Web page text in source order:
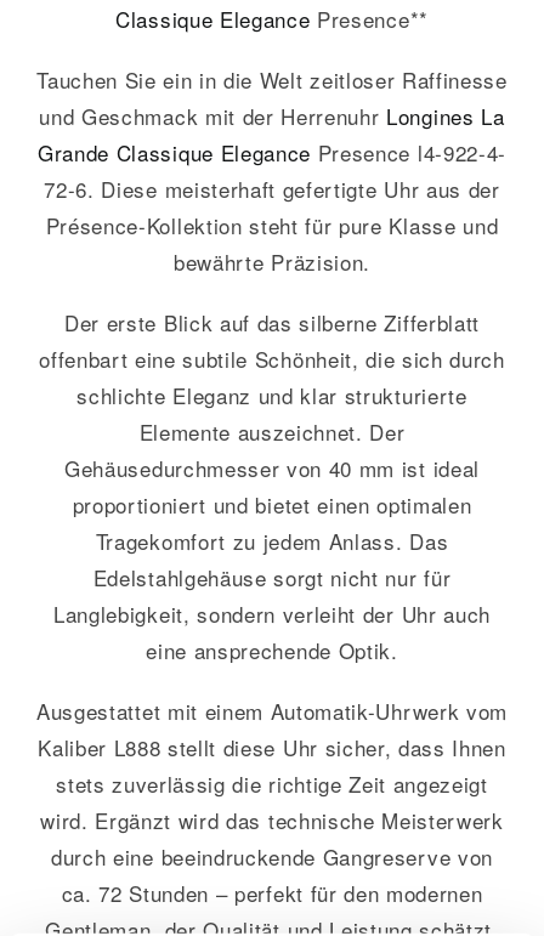
Classique Elegance Presence**
Tauchen Sie ein in die Welt zeitloser Raffinesse
und Geschmack mit der Herrenuhr Longines La
Grande Classique Elegance Presence l4-922-4-
72-6. Diese meisterhaft gefertigte Uhr aus der
Présence-Kollektion steht für pure Klasse und
bewährte Präzision.
Der erste Blick auf das silberne Zifferblatt
offenbart eine subtile Schönheit, die sich durch
schlichte Eleganz und klar strukturierte
Elemente auszeichnet. Der
Gehäusedurchmesser von 40 mm ist ideal
proportioniert und bietet einen optimalen
Tragekomfort zu jedem Anlass. Das
Edelstahlgehäuse sorgt nicht nur für
Langlebigkeit, sondern verleiht der Uhr auch
eine ansprechende Optik.
Ausgestattet mit einem Automatik-Uhrwerk vom
Kaliber L888 stellt diese Uhr sicher, dass Ihnen
stets zuverlässig die richtige Zeit angezeigt
wird. Ergänzt wird das technische Meisterwerk
durch eine beeindruckende Gangreserve von
ca. 72 Stunden – perfekt für den modernen
Gentleman, der Qualität und Leistung schätzt.